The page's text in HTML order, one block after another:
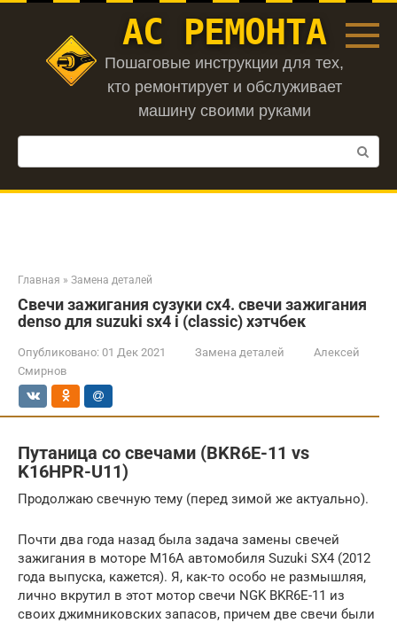
Перейти
АС РЕМОНТА
Пошаговые инструкции для тех,
кто ремонтирует и обслуживает
машину своими руками
Поиск:
Главная » Замена деталей
Свечи зажигания сузуки сх4. свечи зажигания
denso для suzuki sx4 i (classic) хэтчбек
Опубликовано: 01 Дек 2021 Замена деталей
Алексей
Смирнов
Путаница со свечами (BKR6E-11 vs
K16HPR-U11)
Продолжаю свечную тему (перед зимой же актуально).
Почти два года назад была задача замены свечей
зажигания в моторе M16A автомобиля Suzuki SX4 (2012
года выпуска, кажется). Я, как-то особо не размышляя,
лично вкрутил в этот мотор свечи NGK BKR6E-11 из
своих джимниковских запасов, причем две свечи были